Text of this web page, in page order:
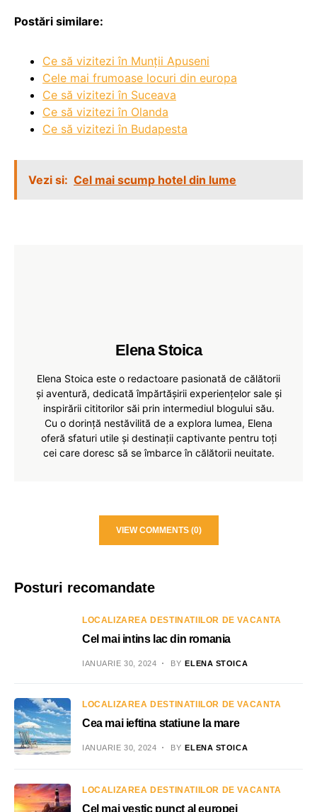
Postări similare:
Ce să vizitezi în Munții Apuseni
Cele mai frumoase locuri din europa
Ce să vizitezi în Suceava
Ce să vizitezi în Olanda
Ce să vizitezi în Budapesta
Vezi si: Cel mai scump hotel din lume
Elena Stoica
Elena Stoica este o redactoare pasionată de călătorii
și aventură, dedicată împărtășirii experiențelor sale și
inspirării cititorilor săi prin intermediul blogului său.
Cu o dorință nestăvilită de a explora lumea, Elena
oferă sfaturi utile și destinații captivante pentru toți
cei care doresc să se îmbarce în călătorii neuitate.
VIEW COMMENTS (0)
Posturi recomandate
LOCALIZAREA DESTINATIILOR DE VACANTA
Cel mai intins lac din romania
IANUARIE 30, 2024 BY ELENA STOICA
LOCALIZAREA DESTINATIILOR DE VACANTA
Cea mai ieftina statiune la mare
IANUARIE 30, 2024 BY ELENA STOICA
LOCALIZAREA DESTINATIILOR DE VACANTA
Cel mai vestic punct al europei